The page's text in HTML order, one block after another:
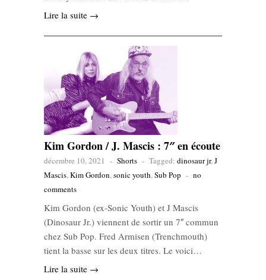
Lire la suite →
Kim Gordon / J. Mascis : 7″ en écoute
décembre 10, 2021 - Shorts - Tagged: dinosaur jr,J
Mascis,Kim Gordon,sonic youth,Sub Pop - no
comments
Kim Gordon (ex-Sonic Youth) et J Mascis
(Dinosaur Jr.) viennent de sortir un 7″ commun
chez Sub Pop. Fred Armisen (Trenchmouth)
tient la basse sur les deux titres. Le voici…
Lire la suite →